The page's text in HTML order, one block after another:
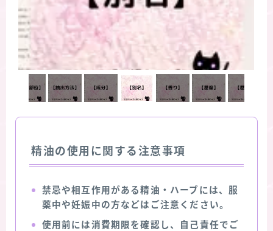
精油の使用に関する注意事項
禁忌や相互作用がある精油・ハーブには、服
薬中や妊娠中の方などはご注意ください。
使用前には消費期限を確認し、自己責任でご